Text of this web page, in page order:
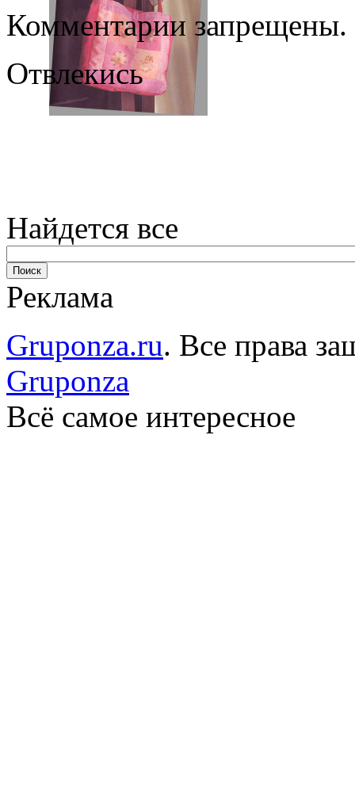
Комментарии запрещены.
Отвлекись
Найдется все
Реклама
Gruponza.ru. Все права
Gruponza
Всё самое интересное